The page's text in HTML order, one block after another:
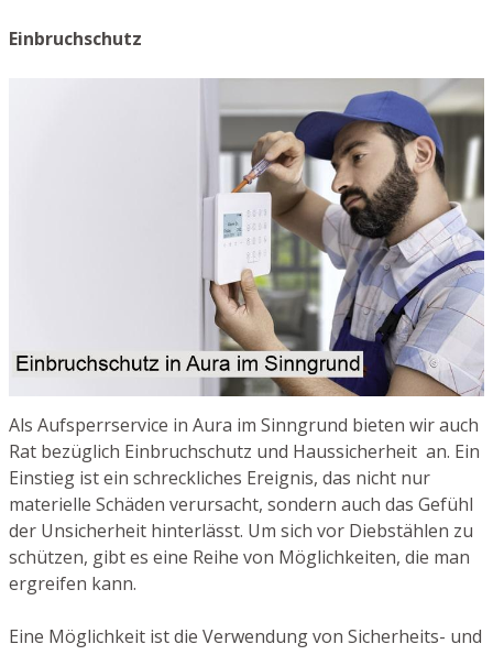
Einbruchschutz
Als Aufsperrservice in Aura im Sinngrund bieten wir auch
Rat bezüglich Einbruchschutz und Haussicherheit an. Ein
Einstieg ist ein schreckliches Ereignis, das nicht nur
materielle Schäden verursacht, sondern auch das Gefühl
der Unsicherheit hinterlässt. Um sich vor Diebstählen zu
schützen, gibt es eine Reihe von Möglichkeiten, die man
ergreifen kann.
Eine Möglichkeit ist die Verwendung von Sicherheits- und